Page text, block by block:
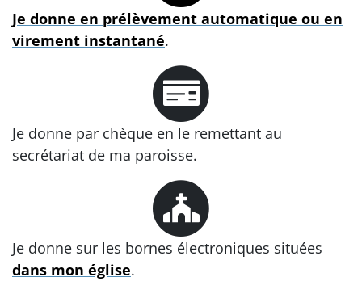
Je donne en prélèvement automatique ou en
virement instantané.
Je donne par chèque en le remettant au
secrétariat de ma paroisse.
Je donne sur les bornes électroniques situées
dans mon église.